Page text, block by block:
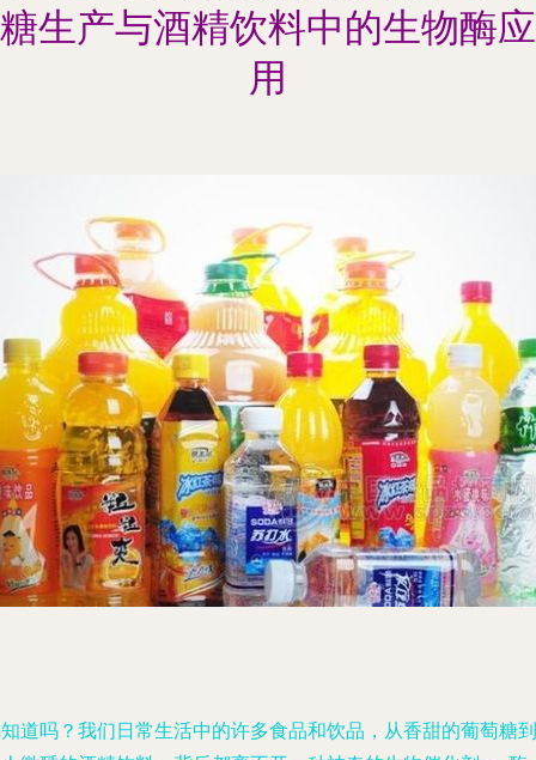
糖生产与酒精饮料中的生物酶应
用
道吗？我们日常生活中的许多食品和饮品，从香甜的葡萄糖到